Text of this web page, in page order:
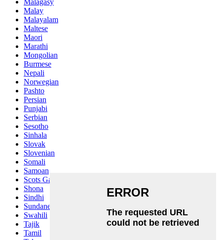
Malagasy
Malay
Malayalam
Maltese
Maori
Marathi
Mongolian
Burmese
Nepali
Norwegian
Pashto
Persian
Punjabi
Serbian
Sesotho
Sinhala
Slovak
Slovenian
Somali
Samoan
Scots Gaelic
Shona
Sindhi
Sundanese
Swahili
Tajik
Tamil